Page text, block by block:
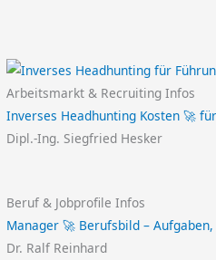
Arbeitsmarkt & Recruiting Infos
Inverses Headhunting Kosten 🚀
Dipl.-Ing. Siegfried Hesker
Beruf & Jobprofile Infos
Manager 🚀 Berufsbild –
Dr. Ralf Reinhard